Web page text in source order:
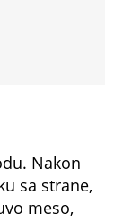
Nakon
sa strane,
meso,